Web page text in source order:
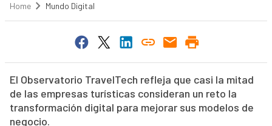
Home Mundo Digital
El Observatorio TravelTech refleja que casi la mitad
de las empresas turísticas consideran un reto la
transformación digital para mejorar sus modelos de
negocio.